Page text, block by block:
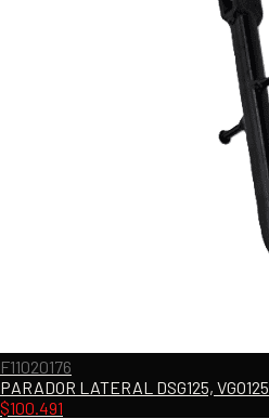
F11020176
PARADOR LATERAL DSG125, VGO125
$100.491